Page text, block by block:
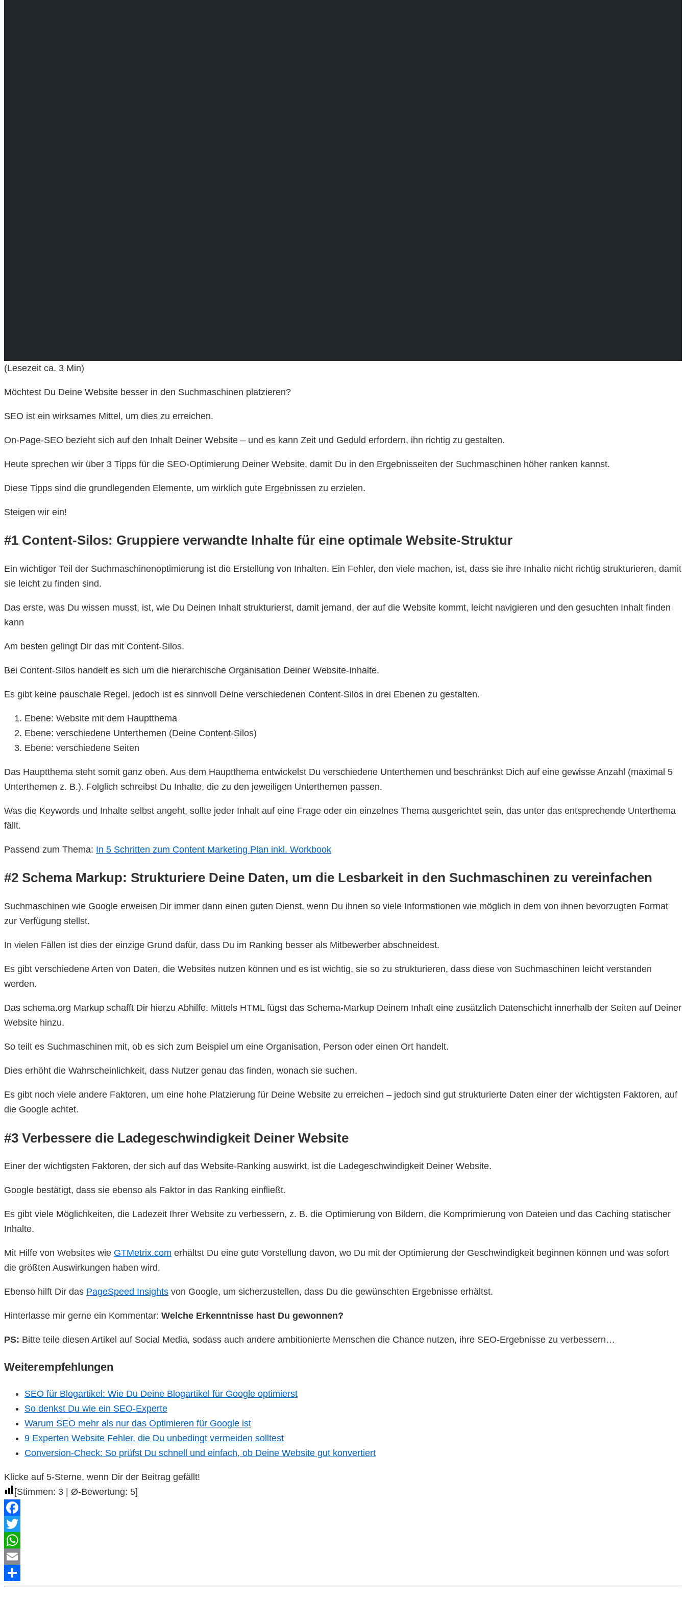
(Lesezeit ca. 3 Min)
Möchtest Du Deine Website besser in den Suchmaschinen platzieren?
SEO ist ein wirksames Mittel, um dies zu erreichen.
On-Page-SEO bezieht sich auf den Inhalt Deiner Website – und es kann Zeit und Geduld erfordern, ihn richtig zu gestalten.
Heute sprechen wir über 3 Tipps für die SEO-Optimierung Deiner Website, damit Du in den Ergebnisseiten der Suchmaschinen höher ranken kannst.
Diese Tipps sind die grundlegenden Elemente, um wirklich gute Ergebnissen zu erzielen.
Steigen wir ein!
#1 Content-Silos: Gruppiere verwandte Inhalte für eine optimale Website-Struktur
Ein wichtiger Teil der Suchmaschinenoptimierung ist die Erstellung von Inhalten. Ein Fehler, den viele machen, ist, dass sie ihre Inhalte nicht richtig strukturieren, damit
sie leicht zu finden sind.
Das erste, was Du wissen musst, ist, wie Du Deinen Inhalt strukturierst, damit jemand, der auf die Website kommt, leicht navigieren und den gesuchten Inhalt finden
kann
Am besten gelingt Dir das mit Content-Silos.
Bei Content-Silos handelt es sich um die hierarchische Organisation Deiner Website-Inhalte.
Es gibt keine pauschale Regel, jedoch ist es sinnvoll Deine verschiedenen Content-Silos in drei Ebenen zu gestalten.
Ebene: Website mit dem Hauptthema
Ebene: verschiedene Unterthemen (Deine Content-Silos)
Ebene: verschiedene Seiten
Das Hauptthema steht somit ganz oben. Aus dem Hauptthema entwickelst Du verschiedene Unterthemen und beschränkst Dich auf eine gewisse Anzahl (maximal 5
Unterthemen z. B.). Folglich schreibst Du Inhalte, die zu den jeweiligen Unterthemen passen.
Was die Keywords und Inhalte selbst angeht, sollte jeder Inhalt auf eine Frage oder ein einzelnes Thema ausgerichtet sein, das unter das entsprechende Unterthema
fällt.
Passend zum Thema: In 5 Schritten zum Content Marketing Plan inkl. Workbook
#2 Schema Markup: Strukturiere Deine Daten, um die Lesbarkeit in den Suchmaschinen zu vereinfachen
Suchmaschinen wie Google erweisen Dir immer dann einen guten Dienst, wenn Du ihnen so viele Informationen wie möglich in dem von ihnen bevorzugten Format
zur Verfügung stellst.
In vielen Fällen ist dies der einzige Grund dafür, dass Du im Ranking besser als Mitbewerber abschneidest.
Es gibt verschiedene Arten von Daten, die Websites nutzen können und es ist wichtig, sie so zu strukturieren, dass diese von Suchmaschinen leicht verstanden
werden.
Das schema.org Markup schafft Dir hierzu Abhilfe. Mittels HTML fügst das Schema-Markup Deinem Inhalt eine zusätzlich Datenschicht innerhalb der Seiten auf Deiner
Website hinzu.
So teilt es Suchmaschinen mit, ob es sich zum Beispiel um eine Organisation, Person oder einen Ort handelt.
Dies erhöht die Wahrscheinlichkeit, dass Nutzer genau das finden, wonach sie suchen.
Es gibt noch viele andere Faktoren, um eine hohe Platzierung für Deine Website zu erreichen – jedoch sind gut strukturierte Daten einer der wichtigsten Faktoren, auf
die Google achtet.
#3 Verbessere die Ladegeschwindigkeit Deiner Website
Einer der wichtigsten Faktoren, der sich auf das Website-Ranking auswirkt, ist die Ladegeschwindigkeit Deiner Website.
Google bestätigt, dass sie ebenso als Faktor in das Ranking einfließt.
Es gibt viele Möglichkeiten, die Ladezeit Ihrer Website zu verbessern, z. B. die Optimierung von Bildern, die Komprimierung von Dateien und das Caching statischer
Inhalte.
Mit Hilfe von Websites wie GTMetrix.com erhältst Du eine gute Vorstellung davon, wo Du mit der Optimierung der Geschwindigkeit beginnen können und was sofort
die größten Auswirkungen haben wird.
Ebenso hilft Dir das PageSpeed Insights von Google, um sicherzustellen, dass Du die gewünschten Ergebnisse erhältst.
Hinterlasse mir gerne ein Kommentar: Welche Erkenntnisse hast Du gewonnen?
PS: Bitte teile diesen Artikel auf Social Media, sodass auch andere ambitionierte Menschen die Chance nutzen, ihre SEO-Ergebnisse zu verbessern…
Weiterempfehlungen
SEO für Blogartikel: Wie Du Deine Blogartikel für Google optimierst
So denkst Du wie ein SEO-Experte
Warum SEO mehr als nur das Optimieren für Google ist
9 Experten Website Fehler, die Du unbedingt vermeiden solltest
Conversion-Check: So prüfst Du schnell und einfach, ob Deine Website gut konvertiert
Klicke auf 5-Sterne, wenn Dir der Beitrag gefällt!
[Stimmen: 3 | Ø-Bewertung: 5]
Facebook
Twitter
WhatsApp
Email
Teilen